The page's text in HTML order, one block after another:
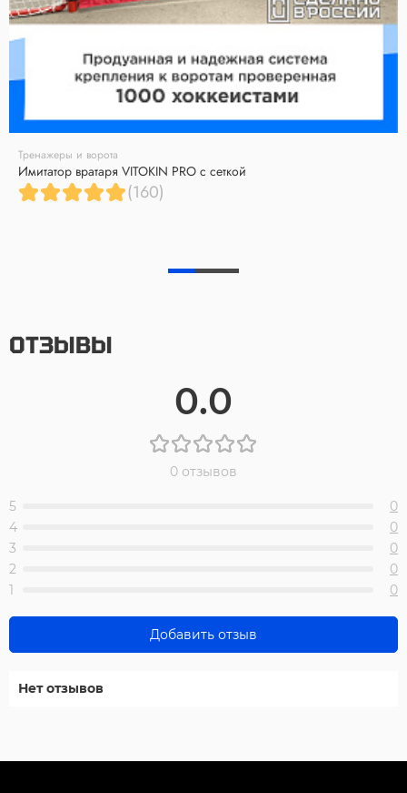
Тренажеры и ворота
Имитатор вратаря VITOKIN PRO с сеткой
(160)
ОТЗЫВЫ
0.0
0 отзывов
5
0
4
0
3
0
2
0
1
0
Добавить отзыв
Нет отзывов